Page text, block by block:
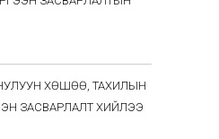
ХӨШӨӨ, ТАХИЛЫН
ЗАСВАРЛАЛТ ХИЙЛЭЭ